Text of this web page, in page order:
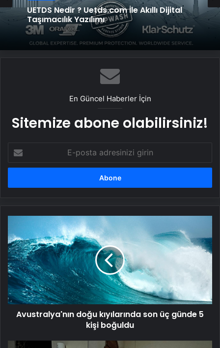
UETDS Nedir ? Uetds.com İle Akıllı Dijital
Taşımacılık Yazılımı
En Güncel Haberler İçin
Sitemize abone olabilirsiniz!
posta
adresinizi
kıyılarında
son
üç
günde
kişi
boğuldu
Avustralya'nın doğu kıyılarında son üç günde 5
kişi boğuldu
Senegal'de